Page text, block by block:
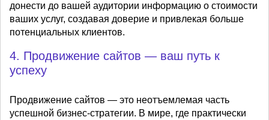
донести до вашей аудитории информацию о стоимости
ваших услуг, создавая доверие и привлекая больше
потенциальных клиентов.
4. Продвижение сайтов — ваш путь к
успеху
Продвижение сайтов — это неотъемлемая часть
успешной бизнес-стратегии. В мире, где практически